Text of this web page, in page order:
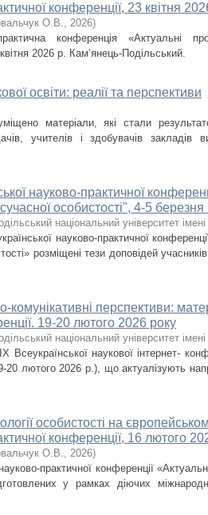
конференції, 23 квітня
О.В., 2026)
конференція «Актуальні
2026 р. Кам’янець-Подільський.
освіти: реалії та перспективи
матеріали, які стали
учителів і здобувачів закладів
науково-практичної
особистості", 4-5
національний університет
науково-практичної
розміщені тези доповідей
комунікативні перс­пективи:
19-20 лютого 2026 року
національний університет
Всеукраїнської наукової інтернет-
20 лютого 2026 р.), що актуалізують
особистості на
конференції, 16 лютого
О.В., 2026)
практичної конференції
у рамках діючих